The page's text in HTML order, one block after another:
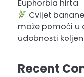
Euphorbia hirta
Cvijet
može pomoći u
udobnosti
Recent